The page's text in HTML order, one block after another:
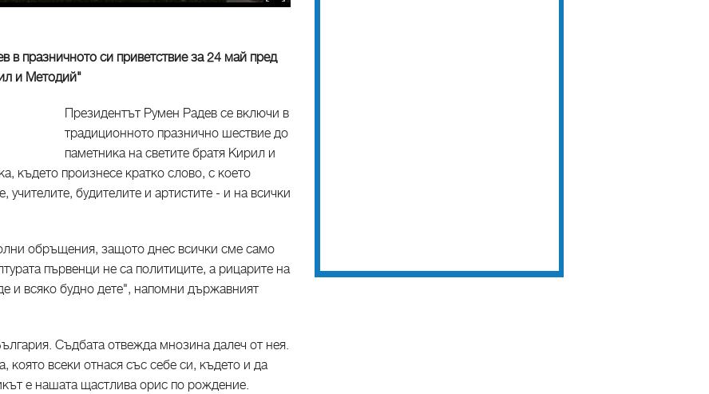
в празничното си приветствие за 24 май пред
и Методий"
Президентът Румен Радев се включи в
традиционното празнично шествие до
паметника на светите братя Кирил и
където произнесе кратко слово, с което
учителите, будителите и артистите - и на всички
обръщения, защото днес всички сме само
първенци не са политиците, а рицарите на
и всяко будно дете", напомни държавният
Съдбата отвежда мнозина далеч от нея.
всеки отнася със себе си, където и да
е нашата щастлива орис по рождение.